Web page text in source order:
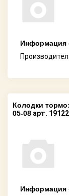
Информация
Колодки
05-08 арт.
Информация